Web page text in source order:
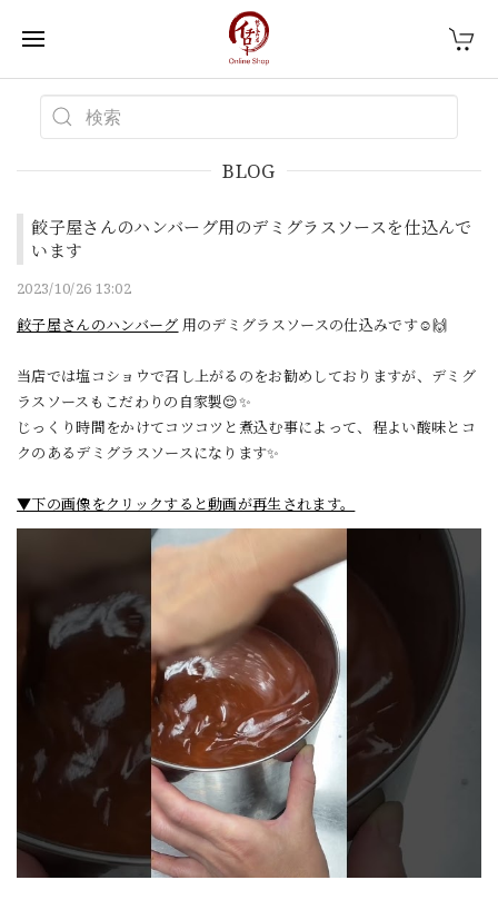
BLOG
餃子屋さんのハンバーグ用のデミグラスソースを仕込んで
います
2023/10/26 13:02
餃子屋さんのハンバーグ 用のデミグラスソースの仕込みです☺️🙌
当店では塩コショウで召し上がるのをお勧めしておりますが、デミグ
ラスソースもこだわりの自家製😌✨
じっくり時間をかけてコツコツと煮込む事によって、程よい酸味とコ
クのあるデミグラスソースになります✨
▼下の画像をクリックすると動画が再生されます。